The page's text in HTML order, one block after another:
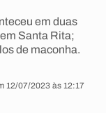
em duas
Santa Rita;
de maconha.
12/07/2023 às 12:17